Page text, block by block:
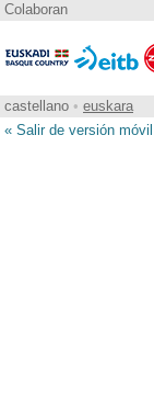
Colaboran
castellano • euskara
« Salir de versión móvil